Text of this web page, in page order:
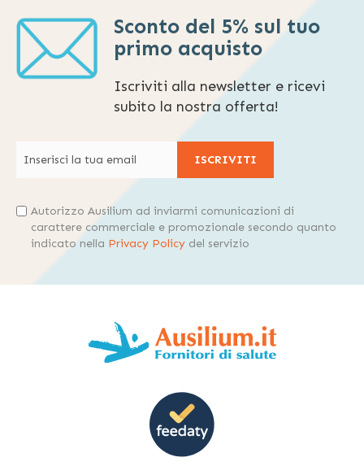
Sconto del 5% sul tuo
primo acquisto
Iscriviti alla newsletter e ricevi
subito la nostra offerta!
ISCRIVITI
Autorizzo Ausilium ad inviarmi comunicazioni di
carattere commerciale e promozionale secondo quanto
indicato nella Privacy Policy del servizio